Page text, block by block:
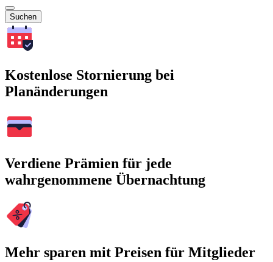
Suchen
Kostenlose Stornierung bei
Planänderungen
Verdiene Prämien für jede
wahrgenommene Übernachtung
Mehr sparen mit Preisen für Mitglieder